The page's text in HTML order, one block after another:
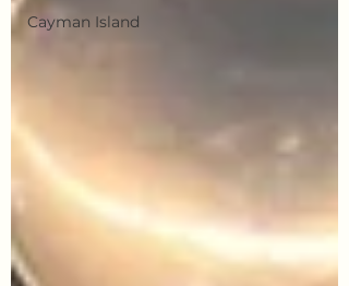
Cayman Island